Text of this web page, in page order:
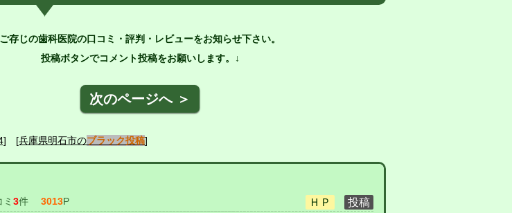
ご存じの歯科医院の口コミ・評判・レビューをお知らせ下さい。
投稿ボタンでコメント投稿をお願いします。↓
次のページへ ＞
[兵庫県明石市のブラック投稿]
3件 3013P